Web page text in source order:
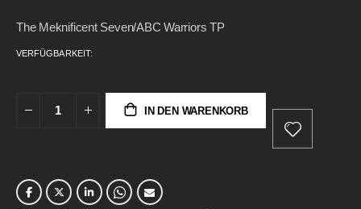
The Meknificent Seven/ABC Warriors TP
VERFÜGBARKEIT:
IN DEN WARENKORB